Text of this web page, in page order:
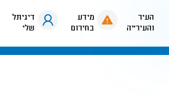
העיר
והעירייה
מידע
בחירום
דיגיתל
שלי